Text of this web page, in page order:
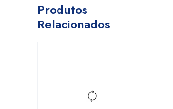
Produtos
Relacionados